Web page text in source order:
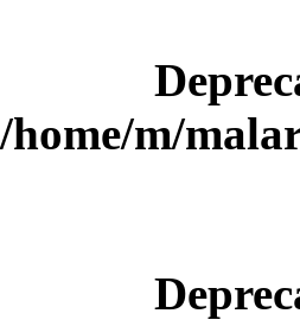
/home/m/